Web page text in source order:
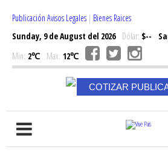
Publicación Avisos Legales | Bienes Raices
Sunday, 9 de August del 2026Dólar: $--
Min: 2℃ Max: 12℃
COTIZAR